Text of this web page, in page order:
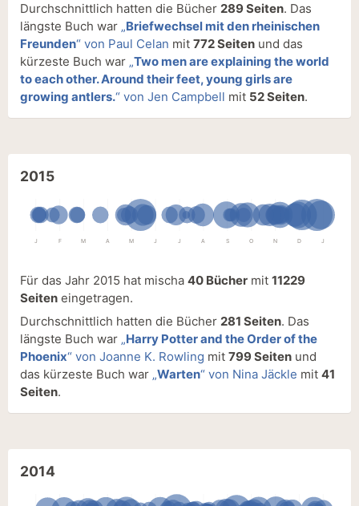
Durchschnittlich hatten die Bücher 289 Seiten. Das
längste Buch war „Briefwechsel mit den rheinischen
Freunden“ von Paul Celan mit 772 Seiten und das
kürzeste Buch war „Two men are explaining the world
to each other. Around their feet, young girls are
growing antlers.“ von Jen Campbell mit 52 Seiten.
2015
J F M A M J J A S O N D J
Für das Jahr 2015 hat mischa 40 Bücher mit 11229
Seiten eingetragen.
Durchschnittlich hatten die Bücher 281 Seiten. Das
längste Buch war „Harry Potter and the Order of the
Phoenix“ von Joanne K. Rowling mit 799 Seiten und
das kürzeste Buch war „Warten“ von Nina Jäckle mit 41
Seiten.
2014